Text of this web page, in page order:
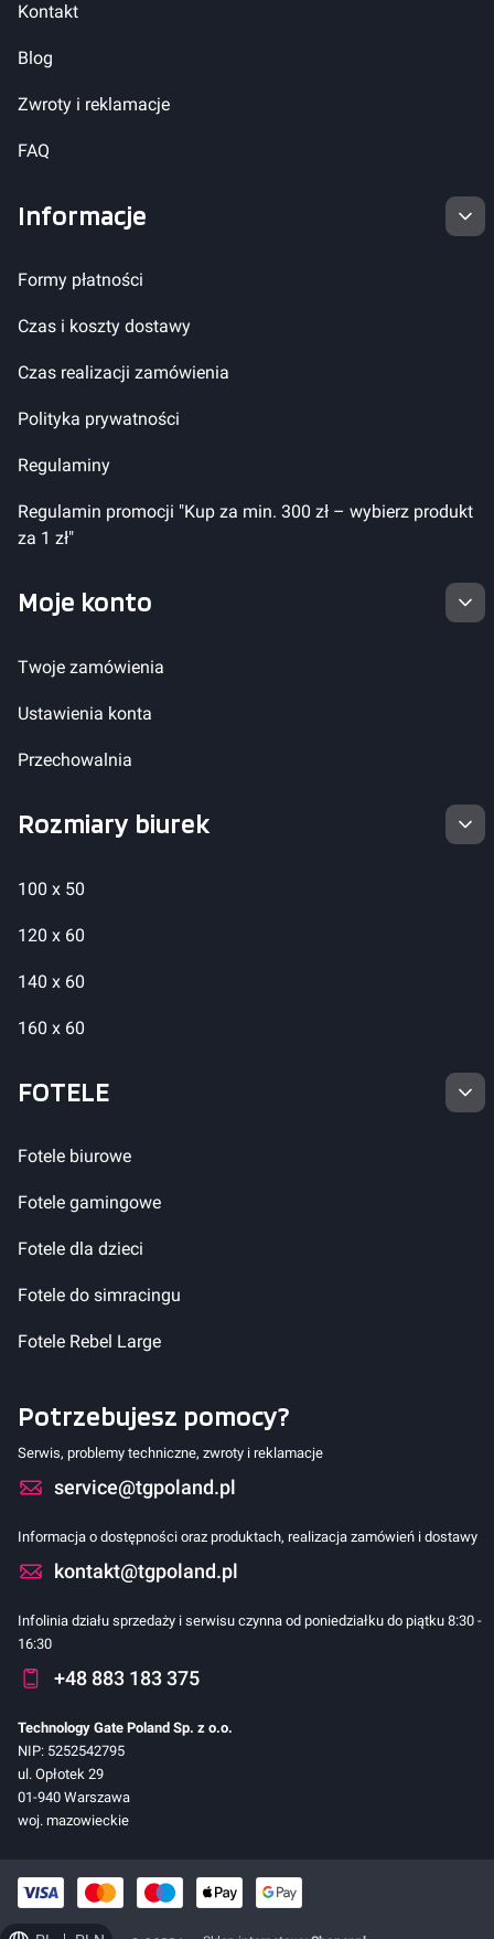
Kontakt
Blog
Zwroty i reklamacje
FAQ
Informacje
Formy płatności
Czas i koszty dostawy
Czas realizacji zamówienia
Polityka prywatności
Regulaminy
Regulamin promocji "Kup za min. 300 zł – wybierz produkt
za 1 zł"
Moje konto
Twoje zamówienia
Ustawienia konta
Przechowalnia
Rozmiary biurek
100 x 50
120 x 60
140 x 60
160 x 60
FOTELE
Fotele biurowe
Fotele gamingowe
Fotele dla dzieci
Fotele do simracingu
Fotele Rebel Large
Potrzebujesz pomocy?
Serwis, problemy techniczne, zwroty i reklamacje
service@tgpoland.pl
Informacja o dostępności oraz produktach, realizacja zamówień i dostawy
kontakt@tgpoland.pl
Infolinia działu sprzedaży i serwisu czynna od poniedziałku do piątku 8:30 -
16:30
+48 883 183 375
Technology Gate Poland Sp. z o.o.
NIP: 5252542795
ul. Opłotek 29
01-940 Warszawa
woj. mazowieckie